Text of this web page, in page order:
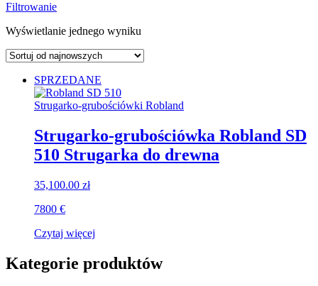
Filtrowanie
Wyświetlanie jednego wyniku
SPRZEDANE
Strugarko-grubościówki Robland
Strugarko-grubościówka Robland SD
510 Strugarka do drewna
35,100.00 zł
7800 €
Czytaj więcej
Kategorie produktów